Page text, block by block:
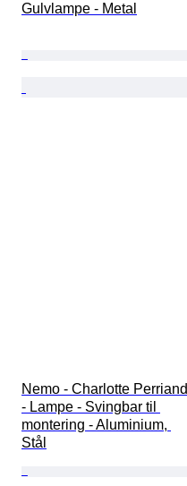
Gulvlampe - Metal
Nemo - Charlotte Perriand
- Lampe - Svingbar til
montering - Aluminium,
Stål